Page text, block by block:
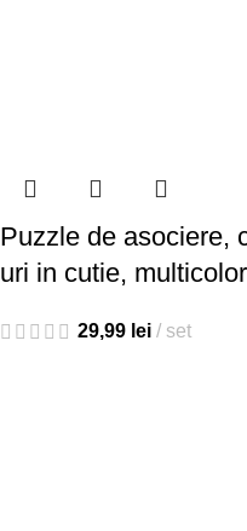
Puzzle de asociere,
uri in cutie,
29,99 lei set